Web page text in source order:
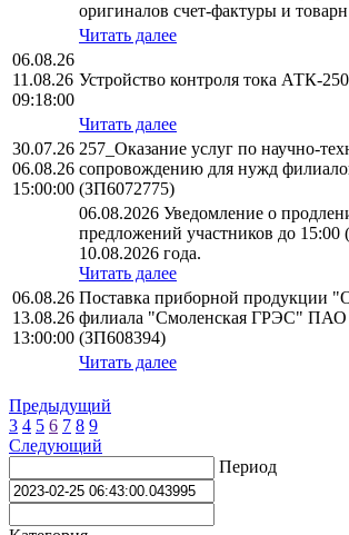
оригиналов счет-фактуры и товарн
Читать далее
06.08.26
11.08.26
09:18:00
Устройство контроля тока АТК-
Читать далее
30.07.26
06.08.26
15:00:00
257_Оказание услуг по научно-
сопровождению для нужд
(ЗП6072775)
06.08.2026 Уведомление о
предложений участников до 15:00
10.08.2026 года.
Читать далее
06.08.26
13.08.26
13:00:00
Поставка приборной продукции
филиала "Смоленская ГРЭС"
(ЗП608394)
Читать далее
Предыдущий
3 4 5 6 7 8 9
Следующий
Период